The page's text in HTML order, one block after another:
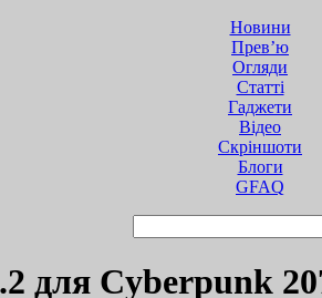
Новини
Прев’ю
Огляди
Статті
Гаджети
Відео
Cкріншоти
Блоги
GFAQ
для Cyberpunk